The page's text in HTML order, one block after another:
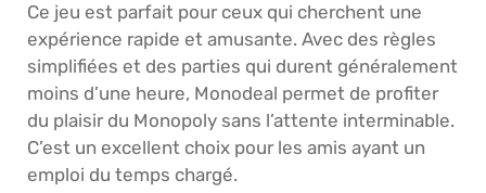
Ce jeu est parfait pour ceux qui cherchent une
expérience rapide et amusante. Avec des règles
simplifiées et des parties qui durent généralement
moins d’une heure, Monodeal permet de profiter
du plaisir du Monopoly sans l’attente interminable.
C’est un excellent choix pour les amis ayant un
emploi du temps chargé.